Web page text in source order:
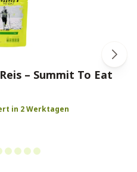
– Summit To Eat
in 2 Werktagen